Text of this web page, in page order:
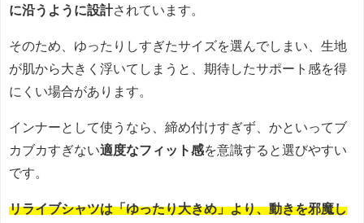
に沿うように設計されています。
そのため、ゆったりしすぎたサイズを選んでしまい、生地
が肌から大きく浮いてしまうと、期待したサポート感を得
にくい場合があります。
インナーとして使うなら、締め付けすぎず、かといってブ
カブカすぎない適度なフィット感を意識すると選びやすい
です。
リライブシャツは「ゆったり大きめ」より、動きを邪魔し